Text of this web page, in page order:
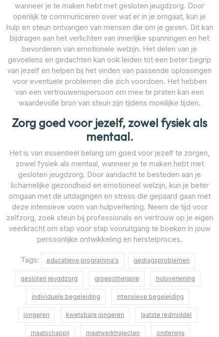
wanneer je te maken hebt met gesloten jeugdzorg. Door
openlijk te communiceren over wat er in je omgaat, kun je
hulp en steun ontvangen van mensen die om je geven. Dit kan
bijdragen aan het verlichten van innerlijke spanningen en het
bevorderen van emotionele welzijn. Het delen van je
gevoelens en gedachten kan ook leiden tot een beter begrip
van jezelf en helpen bij het vinden van passende oplossingen
voor eventuele problemen die zich voordoen. Het hebben
van een vertrouwenspersoon om mee te praten kan een
waardevolle bron van steun zijn tijdens moeilijke tijden.
Zorg goed voor jezelf, zowel fysiek als
mentaal.
Het is van essentieel belang om goed voor jezelf te zorgen,
zowel fysiek als mentaal, wanneer je te maken hebt met
gesloten jeugdzorg. Door aandacht te besteden aan je
lichamelijke gezondheid en emotioneel welzijn, kun je beter
omgaan met de uitdagingen en stress die gepaard gaan met
deze intensieve vorm van hulpverlening. Neem de tijd voor
zelfzorg, zoek steun bij professionals en vertrouw op je eigen
veerkracht om stap voor stap vooruitgang te boeken in jouw
persoonlijke ontwikkeling en herstelproces.
Tags: educatieve programma's gedragsproblemen
gesloten jeugdzorg groepstherapie hulpverlening
individuele begeleiding intensieve begeleiding
jongeren kwetsbare jongeren laatste redmiddel
maatschappij maatwerktrajecten onderwijs